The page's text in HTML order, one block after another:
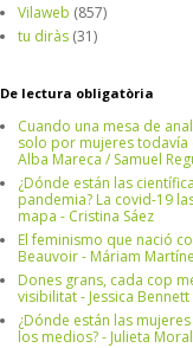
Vilaweb (857)
tu diràs (31)
De lectura obligatòria
Cuando una mesa de
solo por mujeres todavía
Alba Mareca / Samuel
¿Dónde están las
pandemia? La covid-19
mapa - Cristina Sáez
El feminismo que nació
Beauvoir - Máriam
Dones grans, cada cop
visibilitat - Jessica Bennett
¿Dónde están las
los medios? - Julieta